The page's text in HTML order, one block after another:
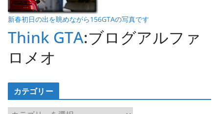
新春初日の出を眺めながら156GTAの写真です
Think GTA:ブログアルファ
ロメオ
カテゴリー